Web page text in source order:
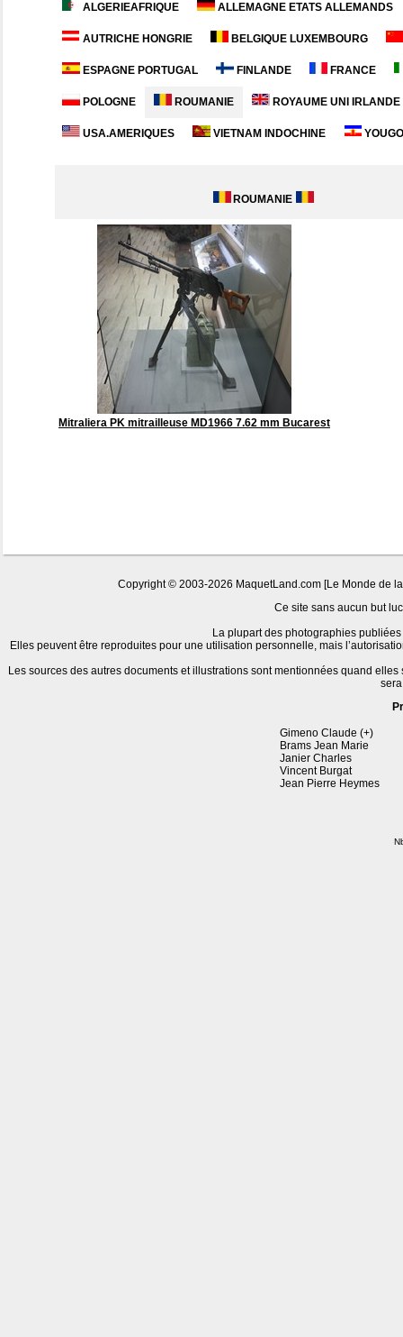
ALGERIEAFRIQUE ALLEMAGNE ETATS ALLEMANDS
AUTRICHE HONGRIE BELGIQUE LUXEMBOURG
ESPAGNE PORTUGAL FINLANDE FRANCE
POLOGNE ROUMANIE ROYAUME UNI IRLANDE
USA.AMERIQUES VIETNAM INDOCHINE
ROUMANIE
Mitraliera PK mitrailleuse MD1966 7.62 mm Bucarest
Copyright © 2003-2026 MaquetLand.com [Le Monde de
Ce site sans aucun but
La plupart des photographies
Elles peuvent être reproduites pour une utilisation personnelle, mais
Les sources des autres documents et illustrations sont mentionnées quand
Gimeno Claude (+)
Brams Jean Marie
Janier Charles
Vincent Burgat
Jean Pierre Heymes